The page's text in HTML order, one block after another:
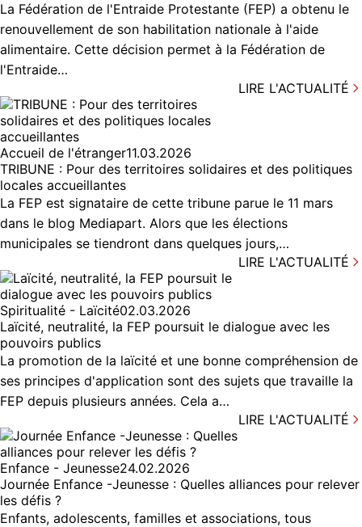
La Fédération de l'Entraide Protestante (FEP) a obtenu le
renouvellement de son habilitation nationale à l'aide
alimentaire. Cette décision permet à la Fédération de
l'Entraide…
LIRE L'ACTUALITÉ
Accueil de l'étranger11.03.2026
TRIBUNE : Pour des territoires solidaires et des politiques
locales accueillantes
La FEP est signataire de cette tribune parue le 11 mars
dans le blog Mediapart. Alors que les élections
municipales se tiendront dans quelques jours,…
LIRE L'ACTUALITÉ
Spiritualité - Laïcité02.03.2026
Laïcité, neutralité, la FEP poursuit le dialogue avec les
pouvoirs publics
La promotion de la laïcité et une bonne compréhension de
ses principes d'application sont des sujets que travaille la
FEP depuis plusieurs années. Cela a…
LIRE L'ACTUALITÉ
Enfance - Jeunesse24.02.2026
Journée Enfance -Jeunesse : Quelles alliances pour relever
les défis ?
Enfants, adolescents, familles et associations, tous